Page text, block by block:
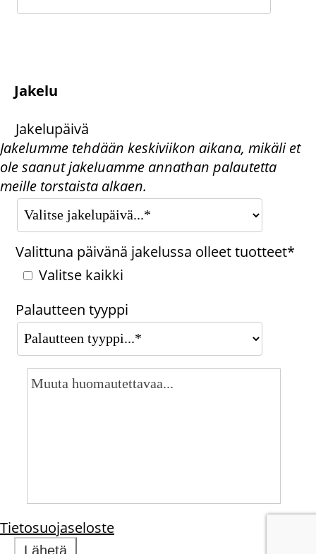
Jakelu
Jakelupäivä
Jakelumme tehdään keskiviikon aikana, mikäli et
ole saanut jakeluamme annathan palautetta
meille torstaista alkaen.
Valittuna päivänä jakelussa olleet tuotteet*
Valitse kaikki
Palautteen tyyppi
Tietosuojaseloste
Lähetä